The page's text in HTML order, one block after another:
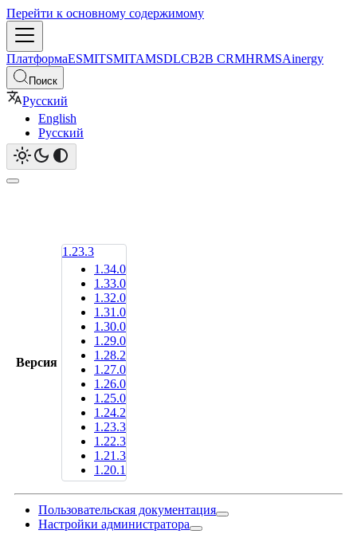
Перейти к основному содержимому
ПлатформаESMITSMITAMSDLCB2B CRMHRMSAinergy
Поиск
Русский
English
Русский
Версия
1.23.3
1.34.0
1.33.0
1.32.0
1.31.0
1.30.0
1.29.0
1.28.2
1.27.0
1.26.0
1.25.0
1.24.2
1.23.3
1.22.3
1.21.3
1.20.1
Пользовательская документация
Настройки администратора